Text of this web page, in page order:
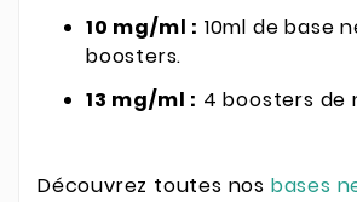
10 mg/ml : 10ml de base
boosters.
13 mg/ml : 4 boosters de
Découvrez toutes nos bases